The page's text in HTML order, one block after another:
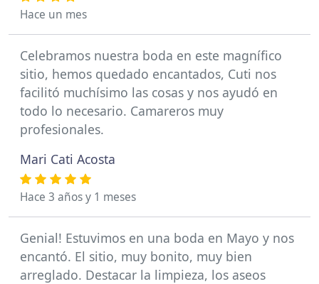
Hace un mes
Celebramos nuestra boda en este magnífico
sitio, hemos quedado encantados, Cuti nos
facilitó muchísimo las cosas y nos ayudó en
todo lo necesario. Camareros muy
profesionales.
Mari Cati Acosta
Hace 3 años y 1 meses
Genial! Estuvimos en una boda en Mayo y nos
encantó. El sitio, muy bonito, muy bien
arreglado. Destacar la limpieza, los aseos